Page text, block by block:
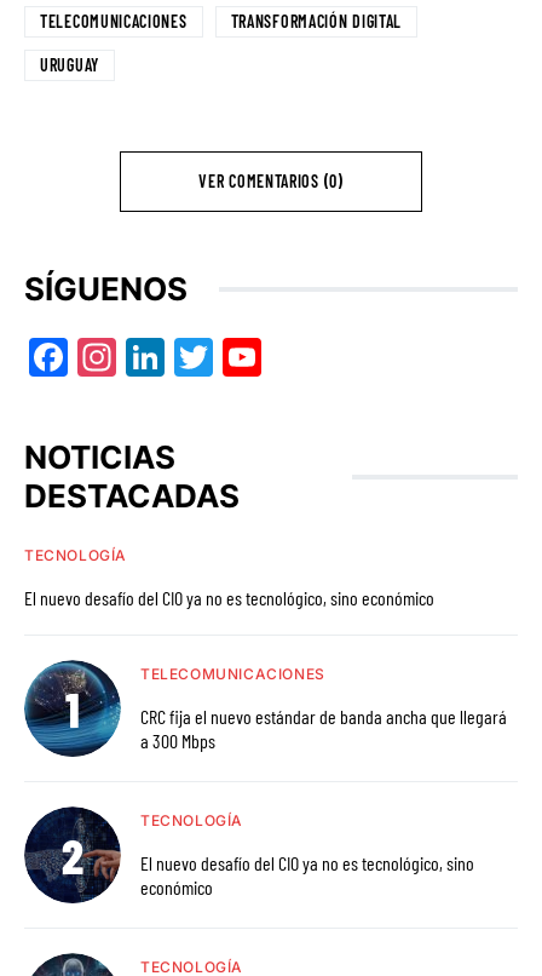
TELECOMUNICACIONES TRANSFORMACIÓN DIGITAL
URUGUAY
VER COMENTARIOS (0)
SÍGUENOS
Facebook
Instagram
LinkedIn
Twitter
NOTICIAS
DESTACADAS
TECNOLOGÍA
El nuevo desafío del CIO ya no es tecnológico, sino económico
TELECOMUNICACIONES
CRC fija el nuevo estándar de banda ancha que llegará
a 300 Mbps
TECNOLOGÍA
El nuevo desafío del CIO ya no es tecnológico, sino
económico
TECNOLOGÍA